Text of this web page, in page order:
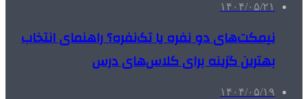
۱۴۰۴/۰۵/۲۱
نیمکت‌های دو نفره یا تک‌نفره؟ راهنمای انتخاب
بهترین گزینه برای کلاس‌های درس
۱۴۰۴/۰۵/۱۹